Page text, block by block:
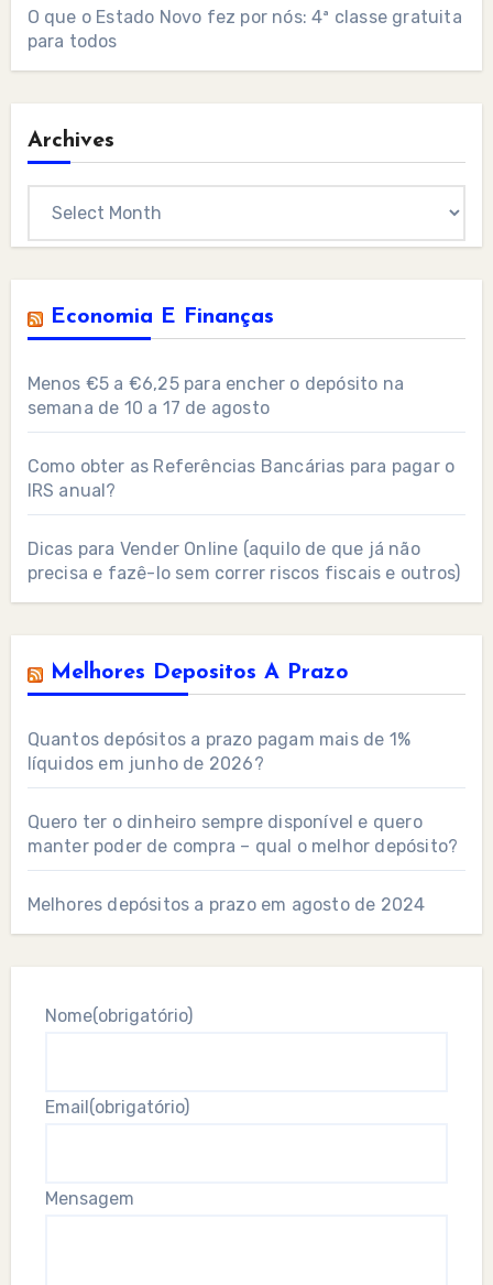
O que o Estado Novo fez por nós: 4ª classe gratuita
para todos
Archives
Economia E Finanças
Menos €5 a €6,25 para encher o depósito na
semana de 10 a 17 de agosto
Como obter as Referências Bancárias para pagar o
IRS anual?
Dicas para Vender Online (aquilo de que já não
precisa e fazê-lo sem correr riscos fiscais e outros)
Melhores Depositos A Prazo
Quantos depósitos a prazo pagam mais de 1%
líquidos em junho de 2026?
Quero ter o dinheiro sempre disponível e quero
manter poder de compra – qual o melhor depósito?
Melhores depósitos a prazo em agosto de 2024
Nome(obrigatório)
Email (obrigatório)
Mensagem